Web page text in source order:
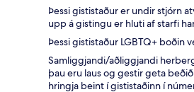
Þessi gististaður er undir stjórn
upp á gistingu er hluti af starfi
Þessi gististaður LGBTQ+ boðin
Samliggjandi/aðliggjandi
þau eru laus og gestir geta
hringja beint í gististaðinn í